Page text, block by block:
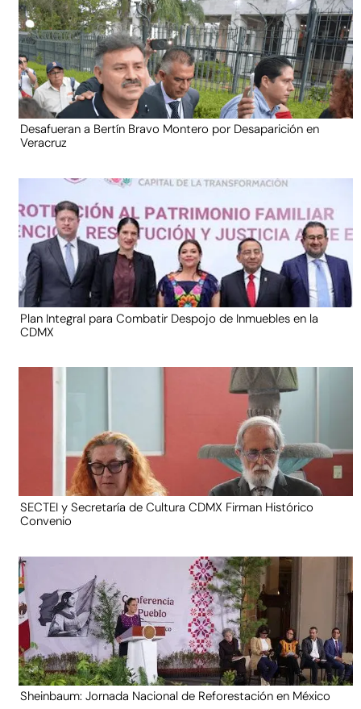
Desafueran a Bertín Bravo Montero por Desaparición en
Veracruz
Plan Integral para Combatir Despojo de Inmuebles en la
CDMX
SECTEI y Secretaría de Cultura CDMX Firman Histórico
Convenio
Sheinbaum: Jornada Nacional de Reforestación en México